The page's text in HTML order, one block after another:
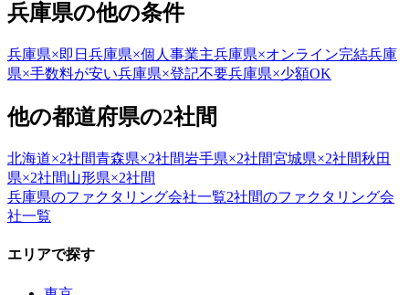
兵庫県の他の条件
兵庫県×即日 兵庫県×個人事業主兵庫県×オンライン完結兵庫
県×手数料が安い兵庫県×登記不要兵庫県×少額OK
他の都道府県の2社間
北海道×2社間青森県×2社間岩手県×2社間宮城県×2社間秋田
県×2社間山形県×2社間
兵庫県のファクタリング会社一覧2社間のファクタリング会
社一覧
エリアで探す